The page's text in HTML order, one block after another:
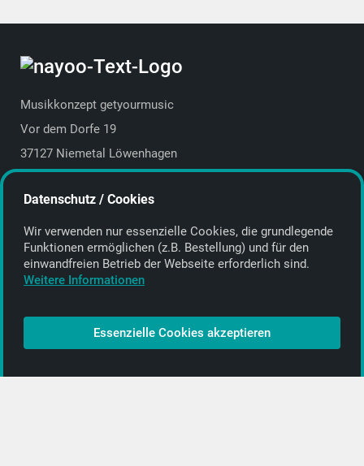
Musikkonzept getyourmusic
Vor dem Dorfe 19
37127 Niemetal Löwenhagen
E-Mail:info@getyourmusic.de
Alle Informationen
Kontakt
CD-Anbieter werden
CD-Anbieter-Login
Datenschutz / Cookies
Wir verwenden nur essenzielle Cookies, die grund­legende
Funktionen ermöglichen (z.B. Bestellung) und für den
einwand­freien Betrieb der Webseite erforderlich sind.
Weitere Informationen
Essenzielle Cookies akzeptieren